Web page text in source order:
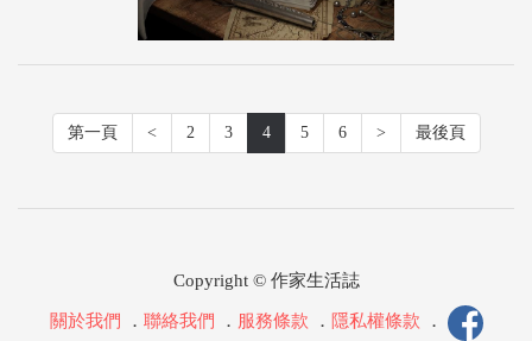
第一頁 < 2 3 4 5 6 > 最後頁
Copyright © 作家生活誌
關於我們 ． 聯絡我們 ． 服務條款 ． 隱私權條款 ．